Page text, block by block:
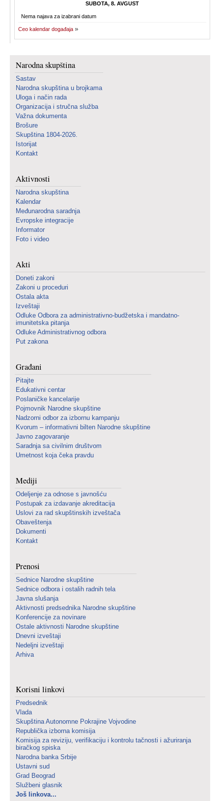
SUBOTA, 8. AVGUST
Nema najava za izabrani datum
Ceo kalendar događaja
Narodna skupština
Sastav
Narodna skupština u brojkama
Uloga i način rada
Organizacija i stručna služba
Važna dokumenta
Brošure
Skupština 1804-2026.
Istorijat
Kontakt
Aktivnosti
Narodna skupština
Kalendar
Međunarodna saradnja
Evropske integracije
Informator
Foto i video
Akti
Doneti zakoni
Zakoni u proceduri
Ostala akta
Izveštaji
Odluke Odbora za administrativno-budžetska i mandatno-
imunitetska pitanja
Odluke Administrativnog odbora
Put zakona
Građani
Pitajte
Edukativni centar
Poslaničke kancelarije
Pojmovnik Narodne skupštine
Nadzorni odbor za izbornu kampanju
Kvorum – informativni bilten Narodne skupštine
Javno zagovaranje
Saradnja sa civilnim društvom
Umetnost koja čeka pravdu
Mediji
Odeljenje za odnose s javnošću
Postupak za izdavanje akreditacija
Uslovi za rad skupštinskih izveštača
Obaveštenja
Dokumenti
Kontakt
Prenosi
Sednice Narodne skupštine
Sednice odbora i ostalih radnih tela
Javna slušanja
Aktivnosti predsednika Narodne skupštine
Konferencije za novinare
Ostale aktivnosti Narodne skupštine
Dnevni izveštaji
Nedeljni izveštaji
Arhiva
Korisni linkovi
Predsednik
Vlada
Skupština Autonomne Pokrajine Vojvodine
Republička izborna komisija
Komisija za reviziju, verifikaciju i kontrolu tačnosti i ažuriranja
biračkog spiska
Narodna banka Srbije
Ustavni sud
Grad Beograd
Službeni glasnik
Još linkova...